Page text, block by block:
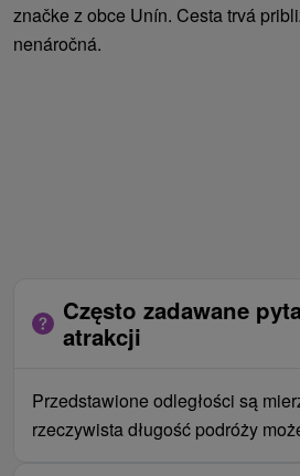
značke z obce Unín. Cesta trvá
nenáročná.
Często zadawane
atrakcji
Przedstawione odległości są
rzeczywista długość podróży